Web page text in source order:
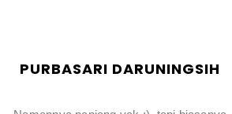
PURBASARI DARUNINGSIH